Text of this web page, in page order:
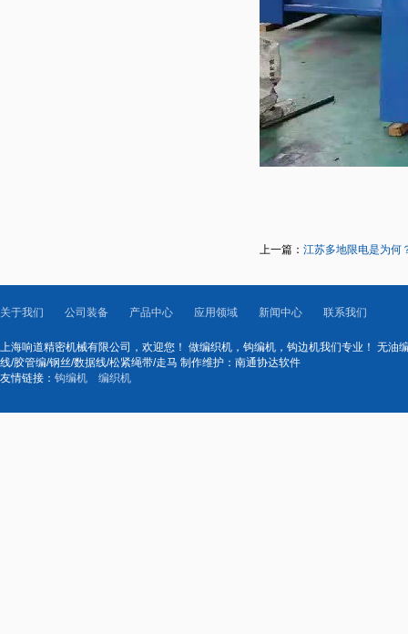
上一篇： 江苏多地限电是为何
关于我们 公司装备 产品中心 应用领域 新闻中心 联系我们
上海响道精密机械有限公司，欢迎您！ 做编织机，钩编机，钩边机我们专业！ 无油
线/胶管编/钢丝/数据线/松紧绳带/走马 制作维护：南通协达软件
友情链接： 钩编机 编织机